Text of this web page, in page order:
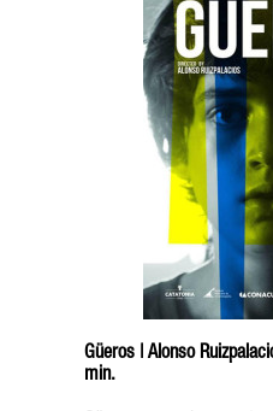
Güeros | Alonso
min.